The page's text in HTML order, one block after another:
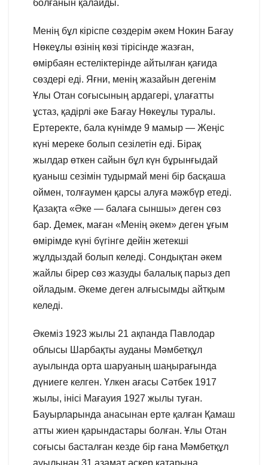
болғанын қалайды.
Менің бұл кіріспе сөздерім әкем Нокин Бағау
Нөкеұлы өзінің көзі тірісінде жазған,
өмірбаян естеліктерінде айтылған қағида
сөздері еді. Яғни, менің жазайын дегенім
Ұлы Отан соғысының ардагері, ұлағатты
ұстаз, қадірлі әке Бағау Нөкеұлы туралы.
Ертеректе, бала күнімде 9 мамыр — Жеңіс
күні мереке болып сезілетін еді. Бірақ
жылдар өткен сайын бұл күн бұрынғыдай
қуаныш сезімін тудырмай мені бір басқаша
оймен, толғаумен қарсы алуға мәжбүр етеді.
Қазақта «Әке — балаға сыншы» деген сөз
бар. Демек, маған «Менің әкем» деген ұғым
өмірімде күні бүгінге дейін жетекші
жұлдыздай болып келеді. Сондықтан әкем
жайлы бірер сөз жазуды балалық парыз деп
ойладым. Әкеме деген алғысымды айтқым
келеді.
Әкеміз 1923 жылы 21 ақпанда Павлодар
облысы Шарбақты ауданы Мәмбетқұл
ауылында орта шаруаның шаңырағында
дүниеге келген. Үлкен ағасы Сәтбек 1917
жылы, інісі Мағауия 1927 жылы туған.
Бауырларында анасынан ерте қалған Қамаш
атты жиен қарындастары болған. Ұлы Отан
соғысы басталған кезде бір ғана Мәмбетқұл
ауылынан 31 азамат әскер қатарына